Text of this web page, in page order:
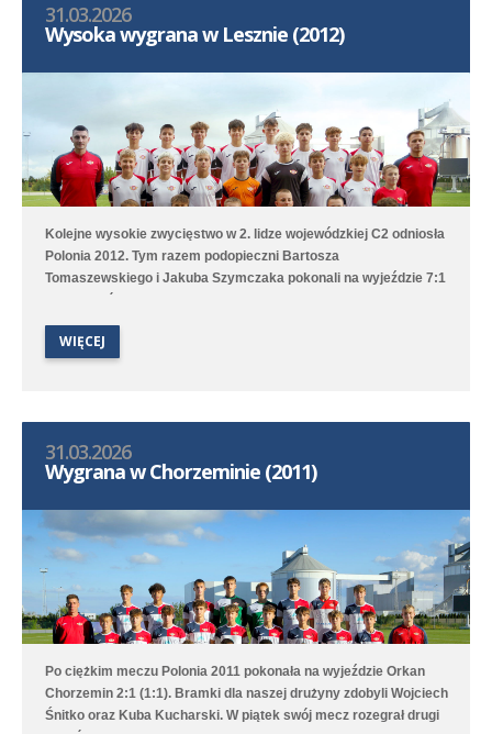
31.03.2026
Wysoka wygrana w Lesznie (2012)
Kolejne wysokie zwycięstwo w 2. lidze wojewódzkiej C2 odniosła
Polonia 2012. Tym razem podopieczni Bartosza
Tomaszewskiego i Jakuba Szymczaka pokonali na wyjeździe 7:1
Karol Marciniak, a po jednym golu dołożyli Tymoteusz
Włodarczak, Marcin Bartkowiak, Marcel Ratajczak oraz Jeremi
Sójka. Drugi zespół tym razem przegrał 0:4 (0:1) z Lechem
WIĘCEJ
31.03.2026
Wygrana w Chorzeminie (2011)
Po ciężkim meczu Polonia 2011 pokonała na wyjeździe Orkan
Chorzemin 2:1 (1:1). Bramki dla naszej drużyny zdobyli Wojciech
Śnitko oraz Kuba Kucharski. W piątek swój mecz rozegrał drugi